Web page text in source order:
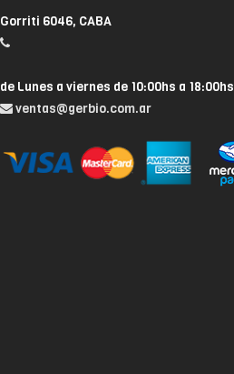
Gorriti 6046, CABA
de Lunes a viernes de 10:00hs a 18:00hs
ventas@gerbio.com.ar